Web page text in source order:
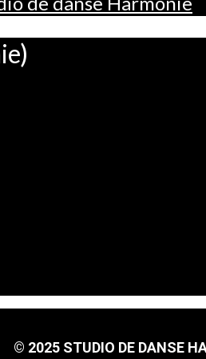
© 2025 STUDIO DE DANSE